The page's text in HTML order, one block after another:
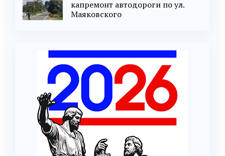
капремонт автодороги по ул.
Маяковского